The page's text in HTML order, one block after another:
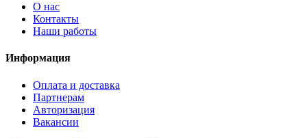
О нас
Контакты
Наши работы
Информация
Оплата и доставка
Партнерам
Авторизация
Вакансии